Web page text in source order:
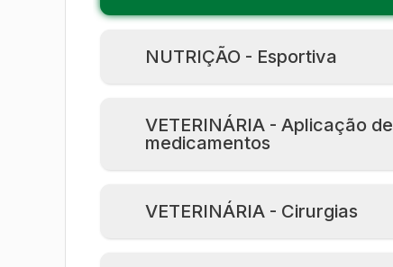
NUTRIÇÃO - Esportiva
VETERINÁRIA - Aplicação de
medicamentos
VETERINÁRIA - Cirurgias